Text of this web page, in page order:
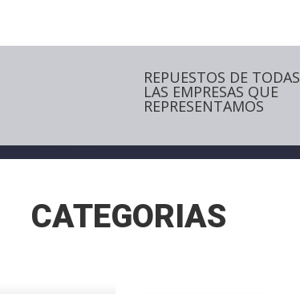
REPUESTOS DE TODAS
LAS EMPRESAS QUE
REPRESENTAMOS
CATEGORIAS